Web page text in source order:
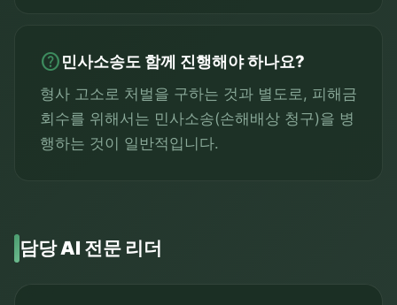
help민사소송도 함께 진행해야 하나요?
형사 고소로 처벌을 구하는 것과 별도로, 피해금
회수를 위해서는 민사소송(손해배상 청구)을 병
행하는 것이 일반적입니다.
담당 AI 전문 리더